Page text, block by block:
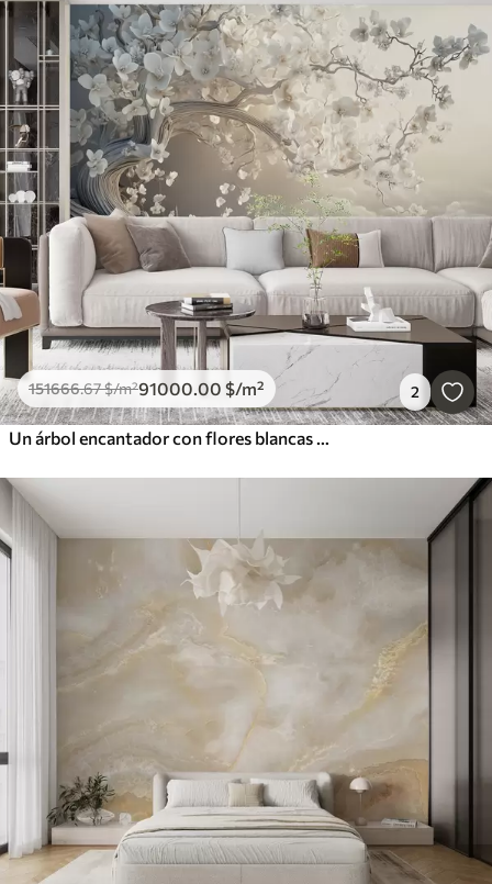
151666.67$/m²91000.00 $/m² 2
Un árbol encantador con flores blancas contra el fondo de nubes en un estilo interesante en delicados colores cálidos